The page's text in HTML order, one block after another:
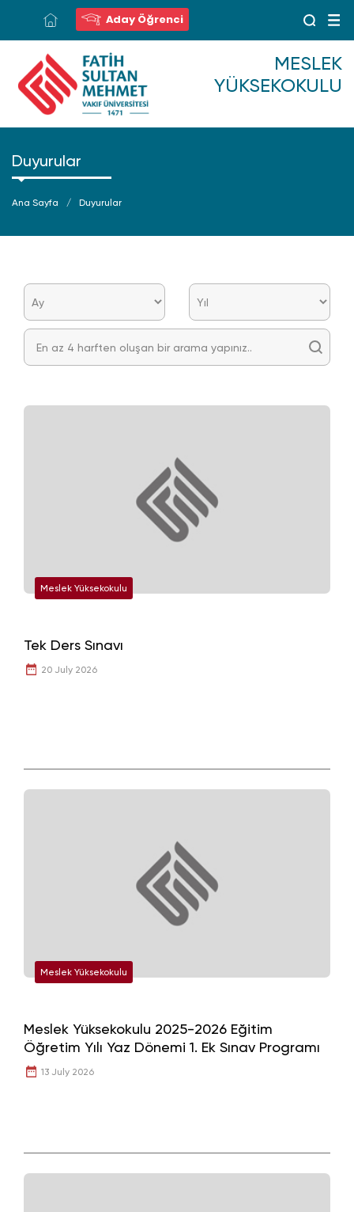
Aday Öğrenci
MESLEK
YÜKSEKOKULU
Duyurular
Ana Sayfa Duyurular
Meslek Yüksekokulu
Tek Ders Sınavı
20 July 2026
Meslek Yüksekokulu
Meslek Yüksekokulu 2025-2026 Eğitim
Öğretim Yılı Yaz Dönemi 1. Ek Sınav Programı
13 July 2026